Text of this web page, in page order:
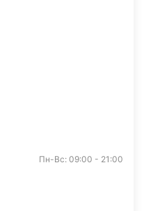
Пн-Вс: 09:00 - 21:00